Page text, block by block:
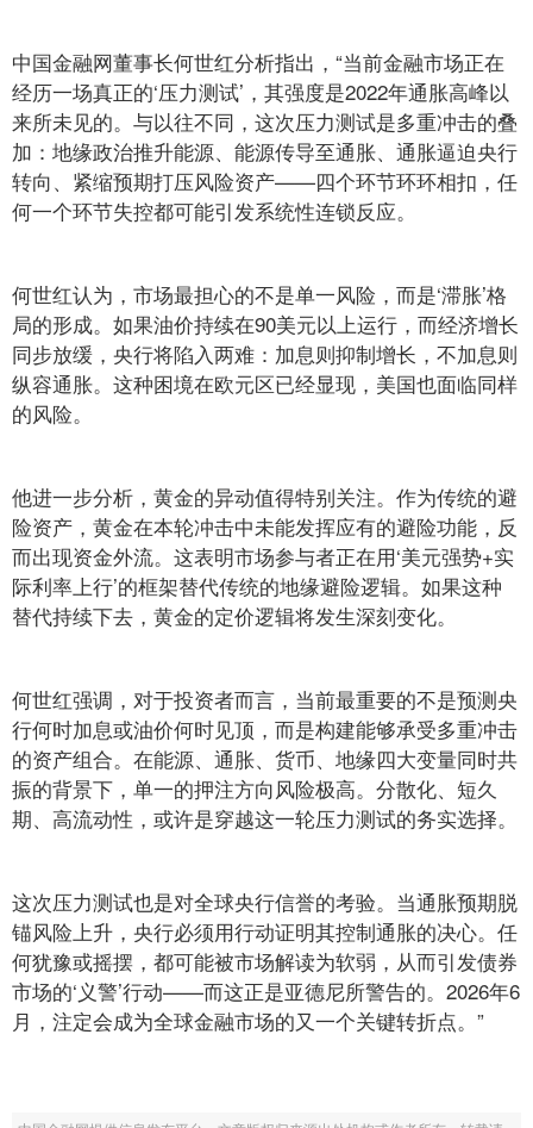
中国金融网董事长何世红分析指出，“当前金融市场正在
经历一场真正的‘压力测试’，其强度是2022年通胀高峰以
来所未见的。与以往不同，这次压力测试是多重冲击的叠
加：地缘政治推升能源、能源传导至通胀、通胀逼迫央行
转向、紧缩预期打压风险资产——四个环节环环相扣，任
何一个环节失控都可能引发系统性连锁反应。
何世红认为，市场最担心的不是单一风险，而是‘滞胀’格
局的形成。如果油价持续在90美元以上运行，而经济增长
同步放缓，央行将陷入两难：加息则抑制增长，不加息则
纵容通胀。这种困境在欧元区已经显现，美国也面临同样
的风险。
他进一步分析，黄金的异动值得特别关注。作为传统的避
险资产，黄金在本轮冲击中未能发挥应有的避险功能，反
而出现资金外流。这表明市场参与者正在用‘美元强势+实
际利率上行’的框架替代传统的地缘避险逻辑。如果这种
替代持续下去，黄金的定价逻辑将发生深刻变化。
何世红强调，对于投资者而言，当前最重要的不是预测央
行何时加息或油价何时见顶，而是构建能够承受多重冲击
的资产组合。在能源、通胀、货币、地缘四大变量同时共
振的背景下，单一的押注方向风险极高。分散化、短久
期、高流动性，或许是穿越这一轮压力测试的务实选择。
这次压力测试也是对全球央行信誉的考验。当通胀预期脱
锚风险上升，央行必须用行动证明其控制通胀的决心。任
何犹豫或摇摆，都可能被市场解读为软弱，从而引发债券
市场的‘义警’行动——而这正是亚德尼所警告的。2026年6
月，注定会成为全球金融市场的又一个关键转折点。”